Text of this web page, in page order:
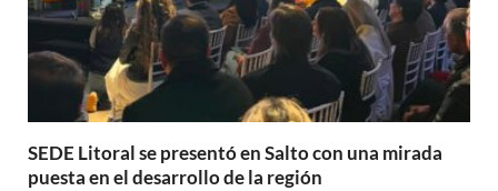
SEDE Litoral se presentó en Salto con una mirada
puesta en el desarrollo de la región